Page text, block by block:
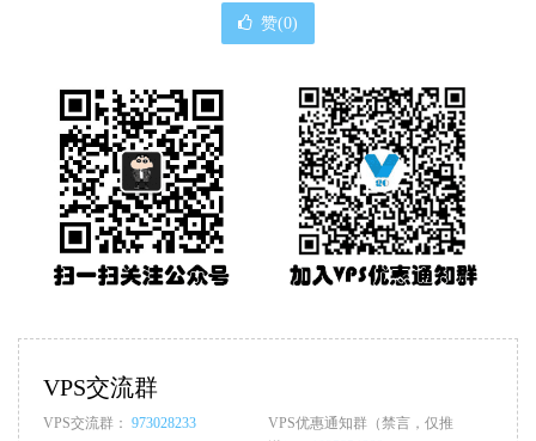
赞(0)
VPS交流群
VPS交流群： 973028233
VPS优惠通知群（禁言，仅推